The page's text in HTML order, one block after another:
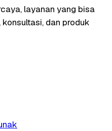
layanan yang bisa
dan produk